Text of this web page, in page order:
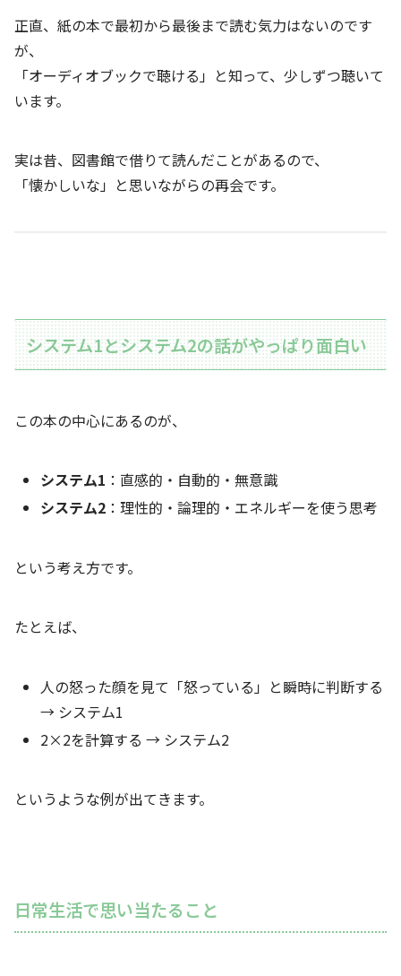
正直、紙の本で最初から最後まで読む気力はないのです
が、
「オーディオブックで聴ける」と知って、少しずつ聴いて
います。
実は昔、図書館で借りて読んだことがあるので、
「懐かしいな」と思いながらの再会です。
システム1とシステム2の話がやっぱり面白い
この本の中心にあるのが、
システム1 ：直感的・自動的・無意識
システム2 ：理性的・論理的・エネルギーを使う思考
という考え方です。
たとえば、
人の怒った顔を見て「怒っている」と瞬時に判断する
→ システム1
2×2を計算する → システム2
というような例が出てきます。
日常生活で思い当たること